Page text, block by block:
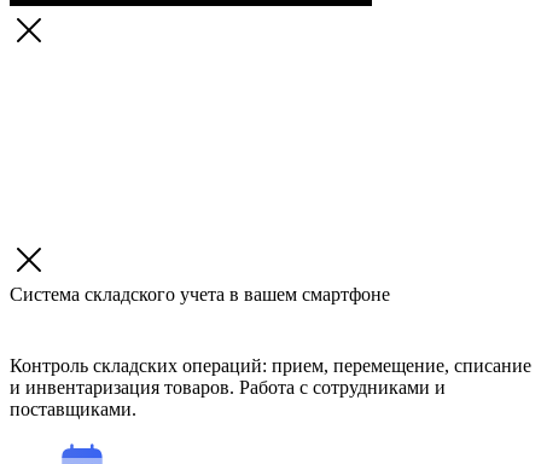
Система складского учета в вашем смартфоне
Контроль складских операций: прием, перемещение, списание
и инвентаризация товаров. Работа с сотрудниками и
поставщиками.